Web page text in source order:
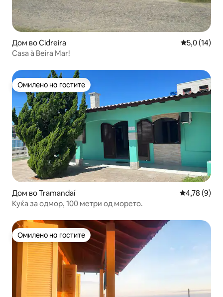
Дом во Cidreira Просечна
5,0 (14)
Casa à Beira Mar!
Омилено на гостите
Омилено на гостите
Дом во Tramandaí Просечна
4,78 (9)
Куќа за одмор, 100 метри од морето.
Омилено на гостите
Омилено на гостите